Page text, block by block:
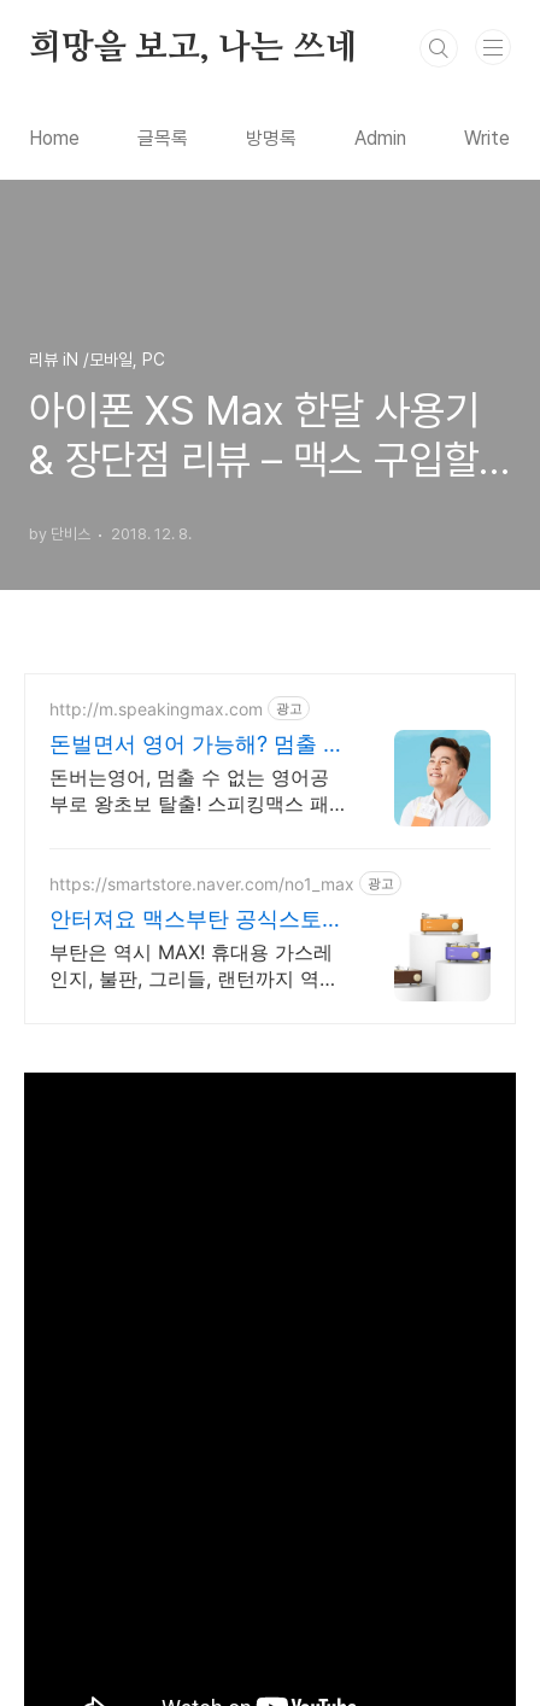
희망을 보고, 나는 쓰네
Home 글목록 방명록 Admin Write
리뷰 iN /모바일, PC
아이폰 XS Max 한달 사용기
& 장단점 리뷰 – 맥스 구입할
by 단비스 2018. 12. 8.
http://m.speakingmax.com 광고
돈벌면서 영어 가능해? 멈출 수
없는 영어회화
돈버는영어, 멈출 수 없는 영어공
부로 왕초보 탈출! 스피킹맥스 패
기본, 현금보상까지 알차게!
https://smartstore.naver.com/no1_max 광고
안터져요 맥스부탄 공식스토어
폭발방지 맥스부탄!
부탄은 역시 MAX! 휴대용 가스레
인지, 불판, 그리들, 랜턴까지 역시